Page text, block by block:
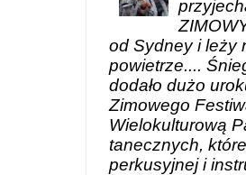
od Sydney i leży
powietrze....
dodało dużo
Zimowego
Wielokulturową
tanecznych,
perkusyjnej i